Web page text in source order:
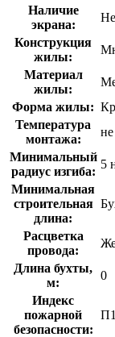
Наличие
экрана:
Конструкция
жилы:
Материал
жилы:
Форма жилы:
Температура
монтажа:
Минимальный
радиус изгиба:
5
Минимальная
строительная
длина:
Расцветка
провода:
Длина бухты,
м:
0
Индекс
пожарной
безопасности: